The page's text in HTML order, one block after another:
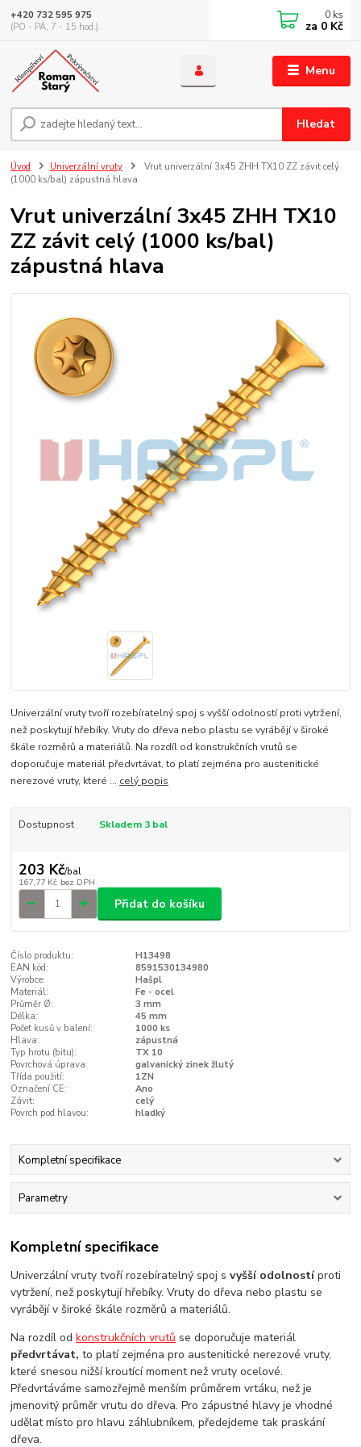
Menu
Hledat
+420 732 595 975
(PO - PÁ, 7 - 15 hod.)
0 ks
za 0 Kč
Úvod Univerzální vruty
Vrut univerzální 3x45 ZHH TX10 ZZ závit celý
(1000 ks/bal) zápustná hlava
Vrut univerzální 3x45 ZHH TX10
ZZ závit celý (1000 ks/bal)
zápustná hlava
Univerzální vruty tvoří rozebíratelný spoj s vyšší odolností proti vytržení,
než poskytují hřebíky. Vruty do dřeva nebo plastu se vyrábějí v široké
škále rozměrů a materiálů. Na rozdíl od konstrukčních vrutů se
doporučuje materiál předvrtávat, to platí zejména pro austenitické
nerezové vruty, které ... celý popis
Dostupnost Skladem 3 bal
203 Kč/bal
167,77 Kč bez DPH
Přidat do košíku
Číslo produktu:
H13498
EAN kód:
8591530134980
Výrobce:
Hašpl
Materiál:
Fe - ocel
Průměr Ø:
3 mm
Délka:
45 mm
Počet kusů v balení:
1000 ks
Hlava:
zápustná
Typ hrotu (bitu):
TX 10
Povrchová úprava:
galvanický zinek žlutý
Třída použití:
1ZN
Označení CE:
Ano
Závit:
celý
Povrch pod hlavou:
hladký
Kompletní specifikace
Parametry
Kompletní specifikace
Univerzální vruty tvoří rozebíratelný spoj svyšší odolnostíproti
vytržení, než poskytují hřebíky. Vruty do dřeva nebo plastu se
vyrábějí v široké škále rozměrů a materiálů.
Na rozdíl odkonstrukčních vrutů se doporučuje materiál
předvrtávat, to platí zejména pro austenitické nerezové vruty,
které snesou nižší kroutící moment než vruty ocelové.
Předvrtáváme samozřejmě menším průměrem vrtáku, než je
jmenovitý průměr vrutu do dřeva. Pro zápustné hlavy je vhodné
udělat místo pro hlavu záhlubníkem, předejdeme tak praskání
dřeva.